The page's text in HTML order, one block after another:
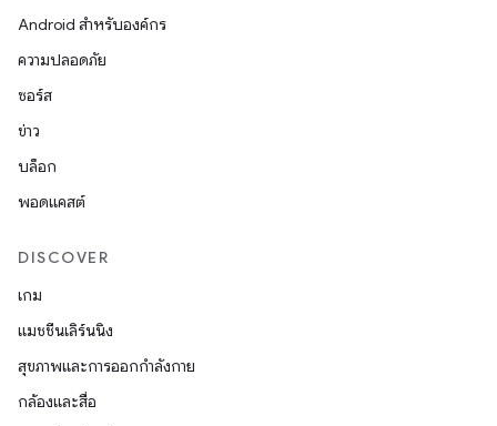
Android สำหรับองค์กร
ความปลอดภัย
ซอร์ส
ข่าว
บล็อก
พอดแคสต์
DISCOVER
เกม
แมชชีนเลิร์นนิง
สุขภาพและการออกกำลังกาย
กล้องและสื่อ